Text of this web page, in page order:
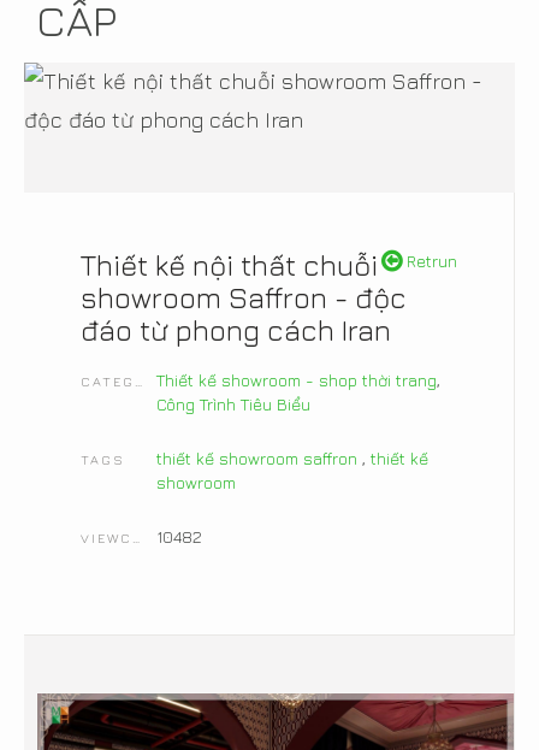
CẤP
Retrun
Thiết kế nội thất chuỗi
showroom Saffron - độc
đáo từ phong cách Iran
Thiết kế showroom - shop thời trang,
Công Trình Tiêu Biểu
TAGS thiết kế showroom saffron , thiết kế
showroom
10482